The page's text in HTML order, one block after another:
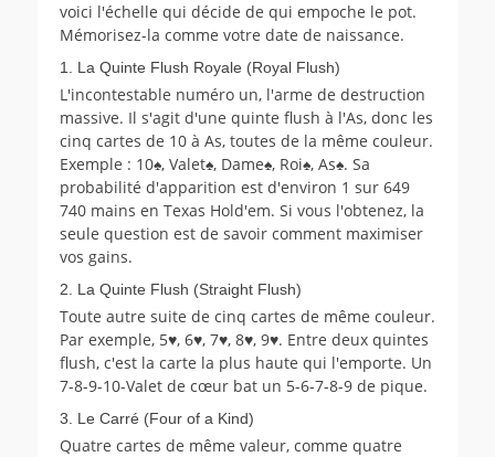
voici l'échelle qui décide de qui empoche le pot.
Mémorisez-la comme votre date de naissance.
1. La Quinte Flush Royale (Royal Flush)
L'incontestable numéro un, l'arme de destruction
massive. Il s'agit d'une quinte flush à l'As, donc les
cinq cartes de 10 à As, toutes de la même couleur.
Exemple : 10♠, Valet♠, Dame♠, Roi♠, As♠. Sa
probabilité d'apparition est d'environ 1 sur 649
740 mains en Texas Hold'em. Si vous l'obtenez, la
seule question est de savoir comment maximiser
vos gains.
2. La Quinte Flush (Straight Flush)
Toute autre suite de cinq cartes de même couleur.
Par exemple, 5♥, 6♥, 7♥, 8♥, 9♥. Entre deux quintes
flush, c'est la carte la plus haute qui l'emporte. Un
7-8-9-10-Valet de cœur bat un 5-6-7-8-9 de pique.
3. Le Carré (Four of a Kind)
Quatre cartes de même valeur, comme quatre